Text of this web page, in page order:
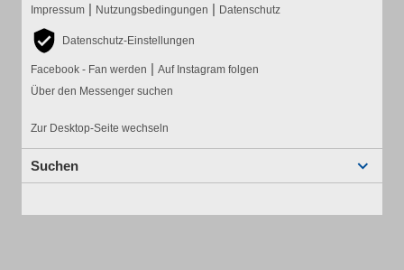
Impressum | Nutzungsbedingungen | Datenschutz
Datenschutz-Einstellungen
Facebook - Fan werden | Auf Instagram folgen
Über den Messenger suchen
Zur Desktop-Seite wechseln
Suchen